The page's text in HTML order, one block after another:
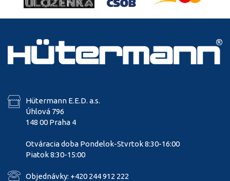
Hütermann E.E.D. a.s.
Úhlová 796
148 00 Praha 4
Otváracia doba Pondelok-Stvrtok 8:30-16:00
Piatok 8:30-15:00
Objednávky: +420 244 912 222